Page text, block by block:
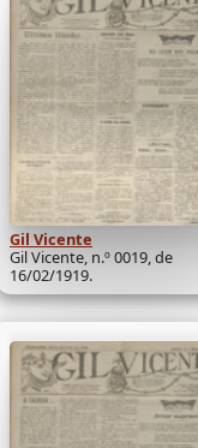
Gil Vicente
Gil Vicente, n.º 0019, de
16/02/1919.